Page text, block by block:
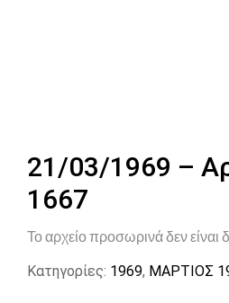
21/03/1969 –
1667
Το αρχείο προσωρινά δεν είναι
Κατηγορίες: 1969, ΜΑΡΤΙΟΣ